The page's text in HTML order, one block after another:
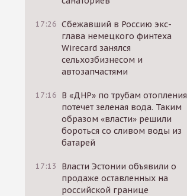
17:26 Сбежавший в Россию экс-
глава немецкого финтеха
Wirecard занялся
сельхозбизнесом и
автозапчастями
17:16 В «ДНР» по трубам отопления
потечет зеленая вода. Таким
образом «власти» решили
бороться со сливом воды из
батарей
17:13
Власти Эстонии объявили о
продаже оставленных на
российской границе